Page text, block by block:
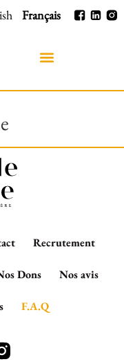
Français
Recrutement
Dons Nos avis
F.A.Q